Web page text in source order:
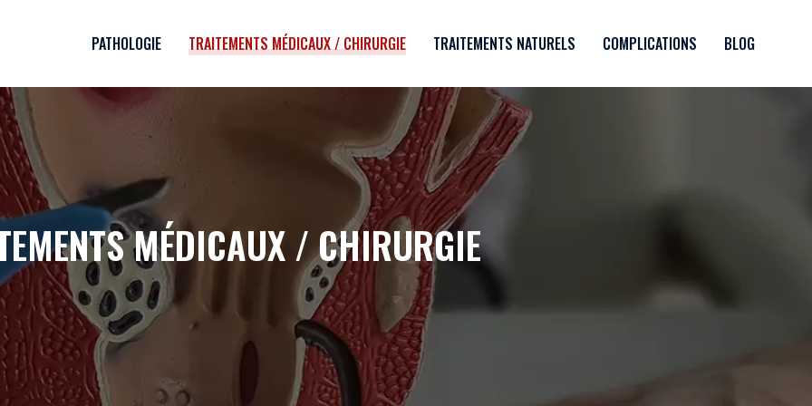
PATHOLOGIE TRAITEMENTS MÉDICAUX / CHIRURGIE TRAITEMENTS NATURELS COMPLICATIONS BLOG
MÉDICAUX / CHIRURGIE